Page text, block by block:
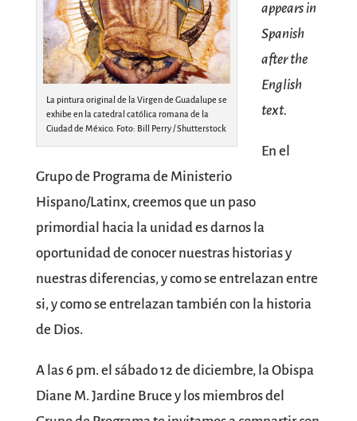
La pintura original de la Virgen de Guadalupe se
exhibe en la catedral católica romana de la
Ciudad de México. Foto: Bill Perry / Shutterstock
appears in
Spanish
after the
English
text.
En el
Grupo de Programa de Ministerio
Hispano/Latinx, creemos que un paso
primordial hacia la unidad es darnos la
oportunidad de conocer nuestras historias y
nuestras diferencias, y como se entrelazan entre
si, y como se entrelazan también con la historia
de Dios.
A las 6 pm. el sábado 12 de diciembre, la Obispa
Diane M. Jardine Bruce y los miembros del